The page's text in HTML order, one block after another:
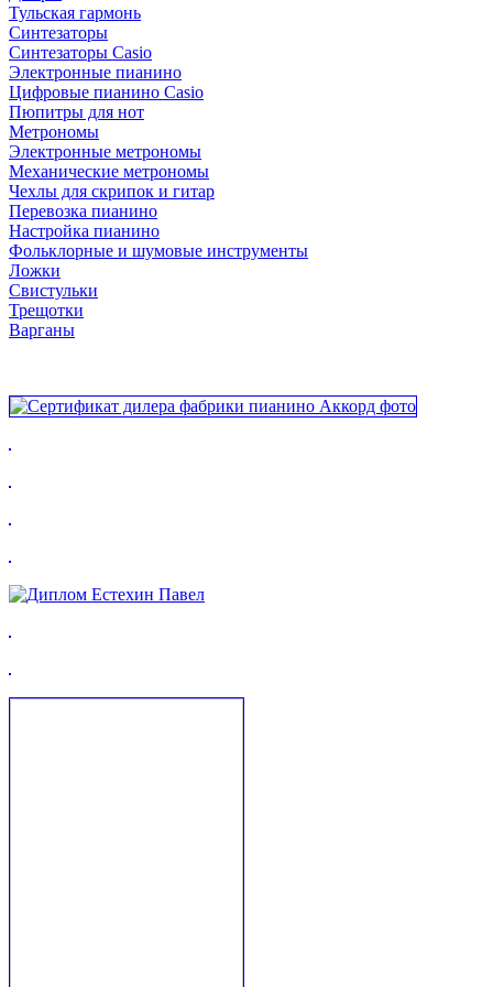
Тульская гармонь
Синтезаторы
Синтезаторы Casio
Электронные пианино
Цифровые пианино Casio
Пюпитры для нот
Метрономы
Электронные метрономы
Механические метрономы
Чехлы для скрипок и гитар
Перевозка пианино
Настройка пианино
Фольклорные и шумовые инструменты
Ложки
Свистульки
Трещотки
Варганы